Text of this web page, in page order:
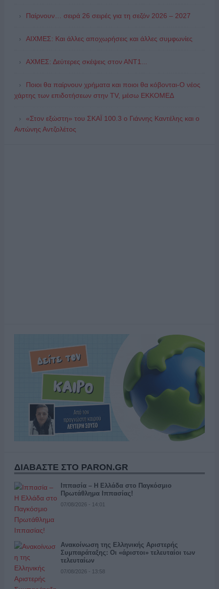
Παίρνουν… σειρά 26 σειρές για τη σεζόν 2026 – 2027
ΑΙΧΜΕΣ: Και άλλες αποχωρήσεις και άλλες συμφωνίες
ΑΧΜΕΣ: Δεύτερες σκέψεις στον ΑΝΤ1...
Ποιοι θα παίρνουν χρήματα και ποιοι θα κόβονται-Ο νέος
χάρτης των επιδοτήσεων στην TV, μέσω ΕΚΚΟΜΕΔ
«Στον εξώστη» του ΣΚΑΪ 100.3 ο Γιάννης Καντέλης και ο
Αντώνης Αντζολέτος
ΔΙΑΒΑΣΤΕ ΣΤΟ PARON.GR
Ιππασία – Η Ελλάδα στο Παγκόσμιο
Πρωτάθλημα Ιππασίας!
07/08/2026 - 14:01
Ανακοίνωση της Ελληνικής Αριστερής
Συμπαράταξης: Οι «άριστοι» τελευταίοι των
τελευταίων
07/08/2026 - 13:58